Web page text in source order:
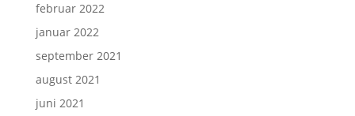
februar 2022
januar 2022
september 2021
august 2021
juni 2021